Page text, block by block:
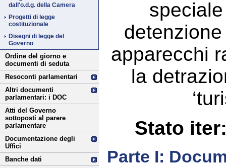
dall'o.d.g. della Camera
Progetti di legge
costituzionale
Disegni di legge del
Governo
Ordine del giorno e
documenti di seduta
Resoconti parlamentari
Altri documenti
parlamentari: i DOC
Atti del Governo
sottoposti al parere
parlamentare
Documentazione degli
Uffici
Banche dati
apparecchi
la
Stato
Parte I: